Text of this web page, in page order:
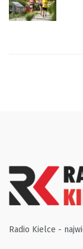
Radio Kielce -